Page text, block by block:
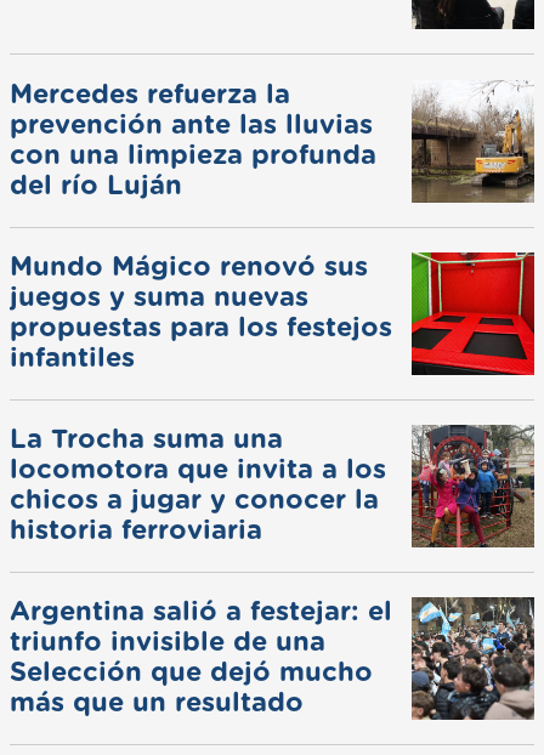
Mercedes refuerza la
prevención ante las lluvias
con una limpieza profunda
del río Luján
Mundo Mágico renovó sus
juegos y suma nuevas
propuestas para los festejos
infantiles
La Trocha suma una
locomotora que invita a los
chicos a jugar y conocer la
historia ferroviaria
Argentina salió a festejar: el
triunfo invisible de una
Selección que dejó mucho
más que un resultado